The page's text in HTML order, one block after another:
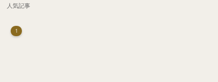
人気記事
1